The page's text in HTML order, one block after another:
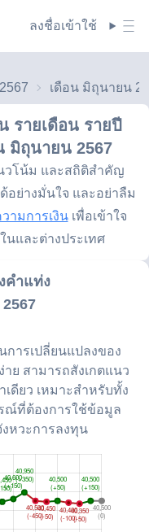
ลงชื่อเข้าใช้
เดือน มิถุนายน
รายเดือน รายปี
มิถุนายน 2567
วโน้ม และสถิติสำคัญ
อย่างมั่นใจ และอย่าลืม
ามการเงิน เพื่อเข้าใจ
นและต่างประเทศ
คำแท่ง
การเปลี่ยนแปลงของ
ย สามารถสังเกตแนว
ดียว เหมาะสำหรับทั้ง
ณ์ที่ต้องการใช้ข้อมูล
หวะการลงทุน